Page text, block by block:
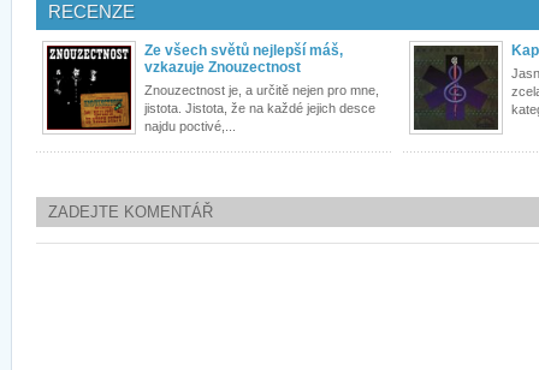
RECENZE
Ze všech světů nejlepší máš,
vzkazuje Znouzectnost
Znouzectnost je, a určitě nejen pro mne,
jistota. Jistota, že na každé jejich desce
najdu poctivé,...
ZADEJTE KOMENTÁŘ